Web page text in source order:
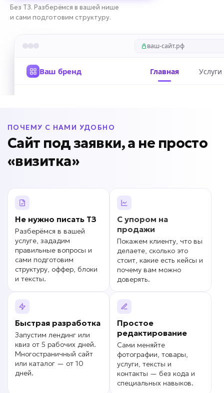
Без ТЗ. Разберёмся в вашей нише
и сами подготовим структуру.
ПОЧЕМУ С НАМИ УДОБНО
Сайт под заявки, а не просто
«визитка»
Не нужно писать ТЗ
Разберёмся в вашей
услуге, зададим
правильные вопросы и
сами подготовим
структуру, оффер, блоки
и тексты.
С упором на
продажи
Покажем клиенту, что вы
делаете, сколько это
стоит, какие есть кейсы и
почему вам можно
доверять.
Быстрая разработка
Запустим лендинг или
квиз от 5 рабочих дней.
Многостраничный сайт
или каталог — от 10
дней.
Простое
редактирование
Сами меняйте
фотографии, товары,
услуги, тексты и
контакты — без кода и
специальных навыков.